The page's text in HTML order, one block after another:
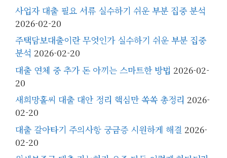
사업자 대출 필요 서류 실수하기 쉬운 부분 집중 분석
2026-02-20
주택담보대출이란 무엇인가 실수하기 쉬운 부분 집중
분석 2026-02-20
대출 연체 중 추가 돈 아끼는 스마트한 방법 2026-02-
20
새희망홀씨 대출 대안 정리 핵심만 쏙쏙 총정리 2026-
02-20
대출 갈아타기 주의사항 궁금증 시원하게 해결 2026-
02-20